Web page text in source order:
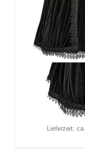
Lieferzeit: